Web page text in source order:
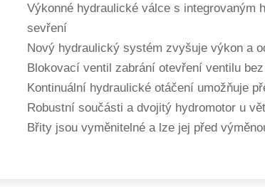
Výkonné hydraulické válce s
sevření
Nový hydraulický systém zvyšuje výkon a
Blokovací ventil zabrání otevření ventilu
Kontinuální hydraulické otáčení umožňuje
Robustní součásti a dvojitý hydromotor u
Břity jsou vyměnitelné a lze jej před